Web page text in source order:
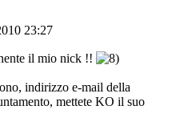
23:27
il mio nick !!
indirizzo e-mail della
mettete KO il suo